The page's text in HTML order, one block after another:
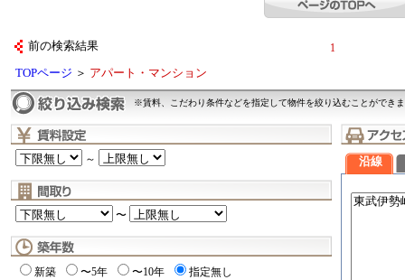
前の検索結果 1
TOPページ ＞ アパート・マンション
※賃料、こだわり条件などを指定して物件を絞り込むことができ
～
〜
新築 〜5年 〜10年 指定無し
沿線